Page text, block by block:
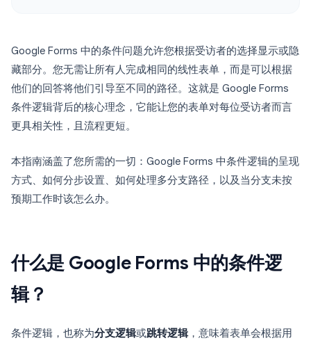
Google Forms 中的条件问题允许您根据受访者的选择显示或隐
藏部分。您无需让所有人完成相同的线性表单，而是可以根据
他们的回答将他们引导至不同的路径。这就是 Google Forms
条件逻辑背后的核心理念，它能让您的表单对每位受访者而言
更具相关性，且流程更短。
本指南涵盖了您所需的一切：Google Forms 中条件逻辑的呈现
方式、如何分步设置、如何处理多分支路径，以及当分支未按
预期工作时该怎么办。
什么是 Google Forms 中的条件逻
辑？
条件逻辑，也称为分支逻辑或跳转逻辑，意味着表单会根据用